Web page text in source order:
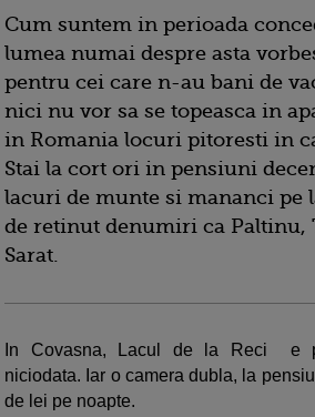
Cum suntem in perioada
lumea numai despre asta
pentru cei care n-au bani de
nici nu vor sa se topeasca in
in Romania locuri pitoresti in
Stai la cort ori in pensiuni
lacuri de munte si mananci pe
de retinut denumiri ca Paltinu,
Sarat.
In Covasna, Lacul de la Reci e
niciodata. Iar o camera dubla, la
de lei pe noapte.